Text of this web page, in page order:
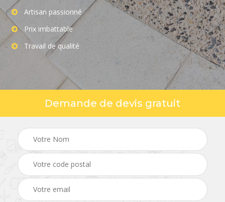
Artisan passionné
Prix imbattable
Travail de qualité
Demande de devis gratuit